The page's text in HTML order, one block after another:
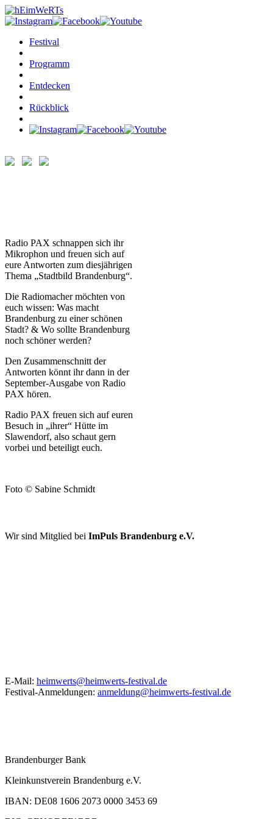
Festival
Programm
Entdecken
Rückblick
Radio PAX schnappen sich ihr
Mikrophon und freuen sich auf
eure Antworten zum diesjährigen
Thema „Stadtbild Brandenburg“.
Die Radiomacher möchten von
euch wissen: Was macht
Brandenburg zu einer schönen
Stadt? & Wo sollte Brandenburg
noch schöner werden?
Den Zusammenschnitt der
Antworten könnt ihr dann in der
September-Ausgabe von Radio
PAX hören.
Radio PAX freuen sich auf euren
Besuch in „ihrer“ Hütte im
Slawendorf, also schaut gern
vorbei und beteiligt euch.
Foto © Sabine Schmidt
Wir sind Mitglied bei ImPuls Brandenburg e.V.
E-Mail: heimwerts@heimwerts-festival.de
Festival-Anmeldungen: anmeldung@heimwerts-festival.de
Brandenburger Bank
Kleinkunstverein Brandenburg e.V.
IBAN: DE08 1606 2073 0000 3453 69